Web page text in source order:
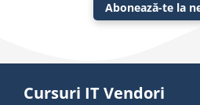
Abonează-te la
Cursuri IT Vendori